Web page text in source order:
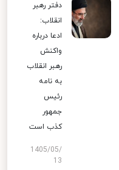
دفتر رهبر
انقلاب:
ادعا درباره
واکنش
رهبر انقلاب
به نامه
رئیس
جمهور
کذب است
1405/05/
13